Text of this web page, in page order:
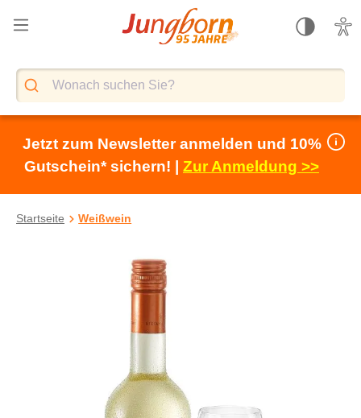
springen
Jetzt zum Newsletter anmelden und 10%
Gutschein* sichern! | Zur Anmeldung >>
Startseite Weißwein